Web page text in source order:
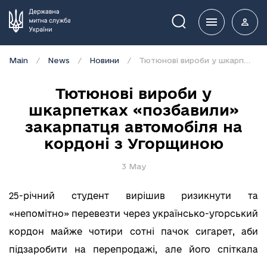
Пошук
Main News Новини
Тютюнові вироби у
шкарпетках «позбавили»
закарпатця автомобіля на
кордоні з Угорщиною
3 May
25-річний студент вирішив ризикнути та
«непомітно» перевезти через українсько-угорський
кордон майже чотири сотні пачок сигарет, аби
підзаробити на перепродажі, але його спіткала